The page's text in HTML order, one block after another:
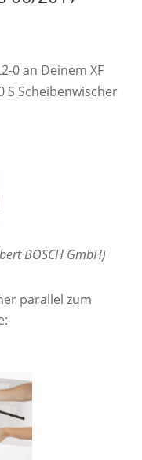
0 an Deinem XF
S Scheibenwischer
BOSCH GmbH)
parallel zum